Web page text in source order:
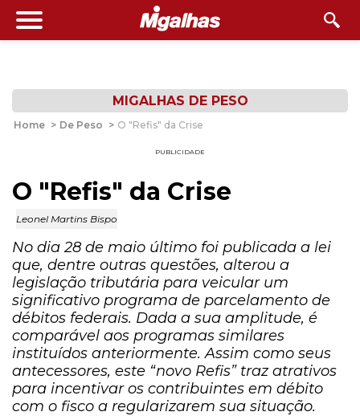
MIGALHAS DE PESO
Home > De Peso > O "Refis" da Crise
PUBLICIDADE
O "Refis" da Crise
Leonel Martins Bispo
No dia 28 de maio último foi publicada a lei
que, dentre outras questões, alterou a
legislação tributária para veicular um
significativo programa de parcelamento de
débitos federais. Dada a sua amplitude, é
comparável aos programas similares
instituídos anteriormente. Assim como seus
antecessores, este “novo Refis” traz atrativos
para incentivar os contribuintes em débito
com o fisco a regularizarem sua situação.